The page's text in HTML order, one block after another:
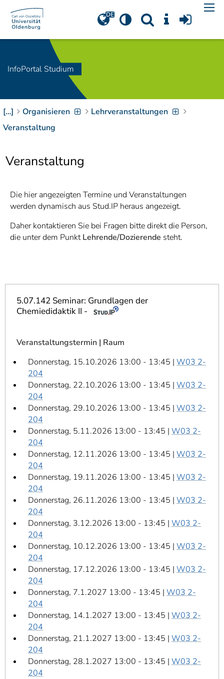
Navigation[Access-Key 1
Choose other language
Zum Inhalt springen
[Access-Key 2
Zur Suche springen
[Access-Key 4]
Zur Hauptnavigation
Zielgruppennavigation
springen
Zur
Brotkrumennavigation
7]
Informationen zur
InfoPortal Studium
[…] Organisieren
Lehrveranstaltungen
Veranstaltung
Veranstaltung
Die hier angezeigten Termine und Veranstaltungen
werden dynamisch aus Stud.IP heraus angezeigt.
Daher kontaktieren Sie bei Fragen bitte direkt die Person,
die unter dem PunktLehrende/Dozierende steht.
5.07.142 Seminar: Grundlagen der
Chemiedidaktik II -
Veranstaltungstermin | Raum
Donnerstag, 15.10.2026 13:00 - 13:45 | W03 2-
204
Donnerstag, 22.10.2026 13:00 - 13:45 | W03 2-
204
Donnerstag, 29.10.2026 13:00 - 13:45 | W03 2-
204
Donnerstag, 5.11.2026 13:00 - 13:45 | W03 2-
204
Donnerstag, 12.11.2026 13:00 - 13:45 | W03 2-
204
Donnerstag, 19.11.2026 13:00 - 13:45 | W03 2-
204
Donnerstag, 26.11.2026 13:00 - 13:45 | W03 2-
204
Donnerstag, 3.12.2026 13:00 - 13:45 | W03 2-
204
Donnerstag, 10.12.2026 13:00 - 13:45 | W03 2-
204
Donnerstag, 17.12.2026 13:00 - 13:45 | W03 2-
204
Donnerstag, 7.1.2027 13:00 - 13:45 | W03 2-
204
Donnerstag, 14.1.2027 13:00 - 13:45 | W03 2-
204
Donnerstag, 21.1.2027 13:00 - 13:45 | W03 2-
204
Donnerstag, 28.1.2027 13:00 - 13:45 | W03 2-
204